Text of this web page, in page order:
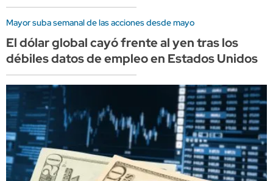
Mayor suba semanal de las acciones desde mayo
El dólar global cayó frente al yen tras los
débiles datos de empleo en Estados Unidos